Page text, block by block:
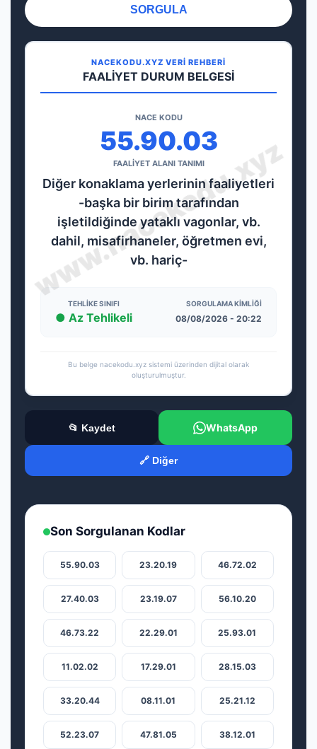
SORGULA
NACEKODU.XYZ VERİ REHBERİ
FAALİYET DURUM BELGESİ
NACE KODU
55.90.03
FAALİYET ALANI TANIMI
Diğer konaklama yerlerinin faaliyetleri
-başka bir birim tarafından
işletildiğinde yataklı vagonlar, vb.
dahil, misafirhaneler, öğretmen evi,
vb. hariç-
TEHLIKE SINIFI
● Az Tehlikeli
SORGULAMA KIMLIĞI
08/08/2026 - 20:22
Bu belge nacekodu.xyz sistemi üzerinden dijital olarak
oluşturulmuştur.
📂 Kaydet WhatsApp
🔗 Diğer
Son Sorgulanan Kodlar
55.90.03 23.20.19 46.72.02
27.40.03 23.19.07 56.10.20
46.73.22 22.29.01 25.93.01
11.02.02 17.29.01 28.15.03
33.20.44 08.11.01 25.21.12
52.23.07 47.81.05 38.12.01